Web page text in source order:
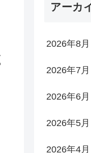
アーカ
2026年8月
2026年7月
2026年6月
2026年5月
2026年4月